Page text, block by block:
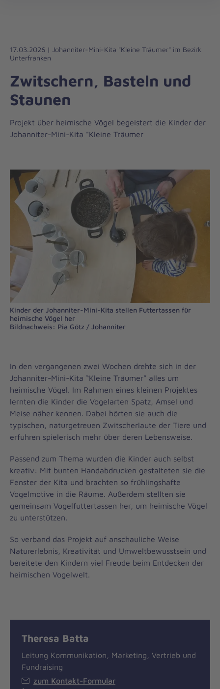
17.03.2026 | Johanniter-Mini-Kita "Kleine Träumer" im Bezirk
Unterfranken
Zwitschern, Basteln und
Staunen
Projekt über heimische Vögel begeistert die Kinder der
Johanniter-Mini-Kita "Kleine Träumer
Kinder der Johanniter-Mini-Kita stellen Futtertassen für
heimische Vögel her
Bildnachweis: Pia Götz / Johanniter
In den vergangenen zwei Wochen drehte sich in der
Johanniter-Mini-Kita “Kleine Träumer” alles um
heimische Vögel. Im Rahmen eines kleinen Projektes
lernten die Kinder die Vogelarten Spatz, Amsel und
Meise näher kennen. Dabei hörten sie auch die
typischen, naturgetreuen Zwitscherlaute der Tiere und
erfuhren spielerisch mehr über deren Lebensweise.
Passend zum Thema wurden die Kinder auch selbst
kreativ: Mit bunten Handabdrucken gestalteten sie die
Fenster der Kita und brachten so frühlingshafte
Vogelmotive in die Räume. Außerdem stellten sie
gemeinsam Vogelfuttertassen her, um heimische Vögel
zu unterstützen.
So verband das Projekt auf anschauliche Weise
Naturerlebnis, Kreativität und Umweltbewusstsein und
bereitete den Kindern viel Freude beim Entdecken der
heimischen Vogelwelt.
Theresa Batta
Leitung Kommunikation, Marketing, Vertrieb und
Fundraising
zum Kontakt-Formular